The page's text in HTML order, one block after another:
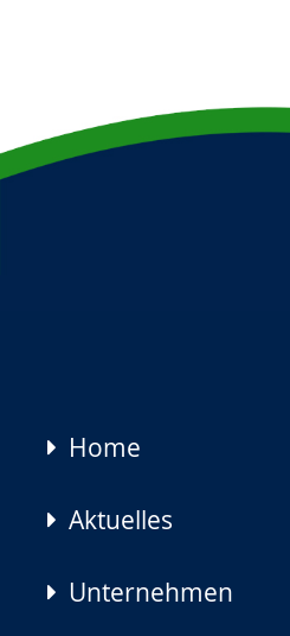
Navigation
Home
Aktuelles
Unternehmen